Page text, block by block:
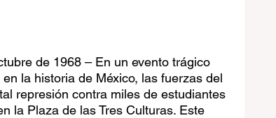
de 1968 – En un evento trágico
la historia de México, las fuerzas del
represión contra miles de estudiantes
la Plaza de las Tres Culturas. Este